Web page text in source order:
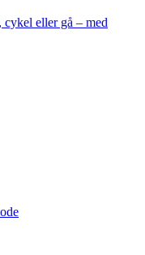
eller gå – med